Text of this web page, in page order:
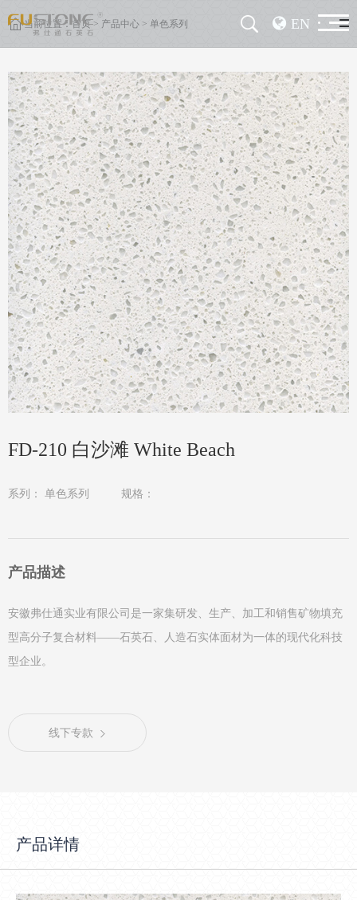
EN
当前位置：首页> 产品中心 > 单色系列
FD-210 白沙滩 White Beach
系列： 单色系列 规格：
产品描述
安徽弗仕通实业有限公司是一家集研发、生产、加工和销售矿物填充
型高分子复合材料——石英石、人造石实体面材为一体的现代化科技
型企业。
线下专款
产品详情